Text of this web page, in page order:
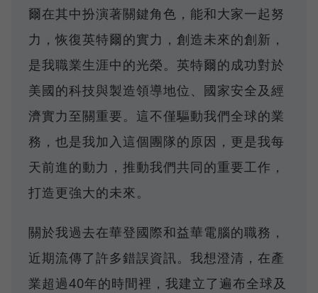
爾在其中扮演著關鍵角色，能和大家一起努
力，恢復英特爾的實力，創造未來的創新，
是我職業生涯中的光榮。英特爾的成功對於
美國的科技與製造領導地位、國家安全及經
濟實力至關重要。這不僅驅動我們全球的業
務，也是我加入這個團隊的原因，更是我每
天前進的動力，推動我們共同的重要工作，
打造更強大的未來。
關於我過去在華登國際和益華電腦的職務，
近期流傳了許多錯誤資訊。我想澄清，在產
業超過40年的時間裡，我建立了遍布全球及